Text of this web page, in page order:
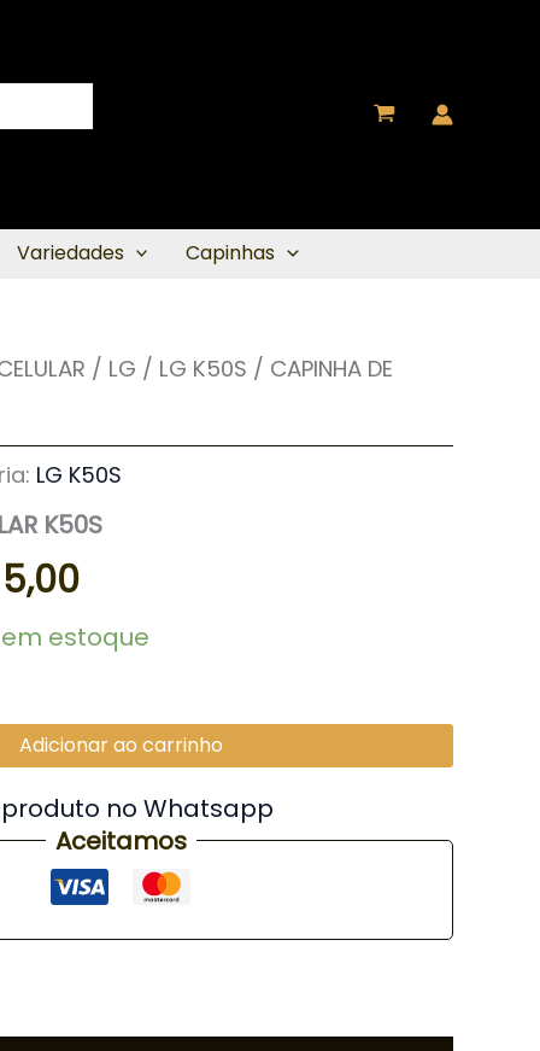
Variedades Capinhas
/ LG / LG K50S / CAPINHA DE
LG K50S
K50S
5,00
O
preço
atual
R$ 5,00.
em estoque
Adicionar ao carrinho
no Whatsapp
Aceitamos